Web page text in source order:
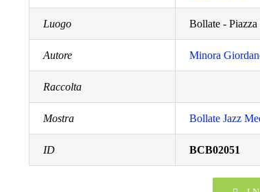
Luogo Bollate -
Autore Minora
Raccolta
Mostra Bollate Jazz
ID BCB02051